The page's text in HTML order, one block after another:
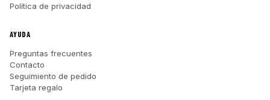
Política de privacidad
AYUDA
Preguntas frecuentes
Contacto
Seguimiento de pedido
Tarjeta regalo